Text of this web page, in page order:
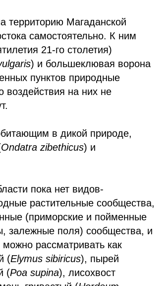
территорию Магаданской
самостоятельно. К ним
21-го столетия)
) и большеклювая ворона
пунктов природные
воздействия на них не
в дикой природе,
Ondatra zibethicus) и
пока нет видов-
растительные сообщества,
(приморские и пойменные
залежные поля) сообщества, и
рассматривать как
(Elymus sibiricus), пырей
(Poa supina), лисохвост